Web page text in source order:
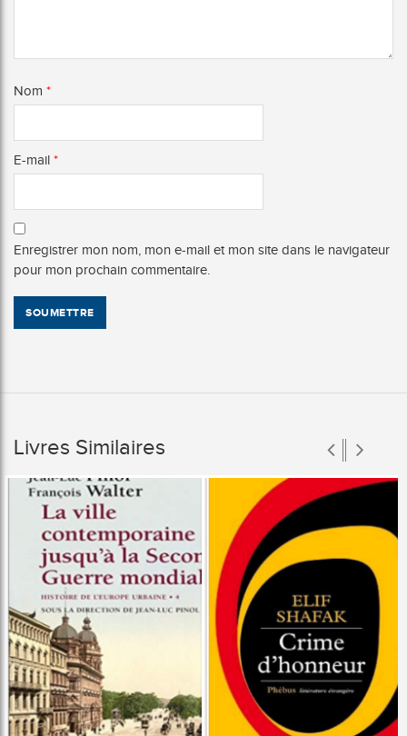
Nom *
E-mail *
Enregistrer mon nom, mon e-mail et mon site dans le navigateur
pour mon prochain commentaire.
Livres Similaires